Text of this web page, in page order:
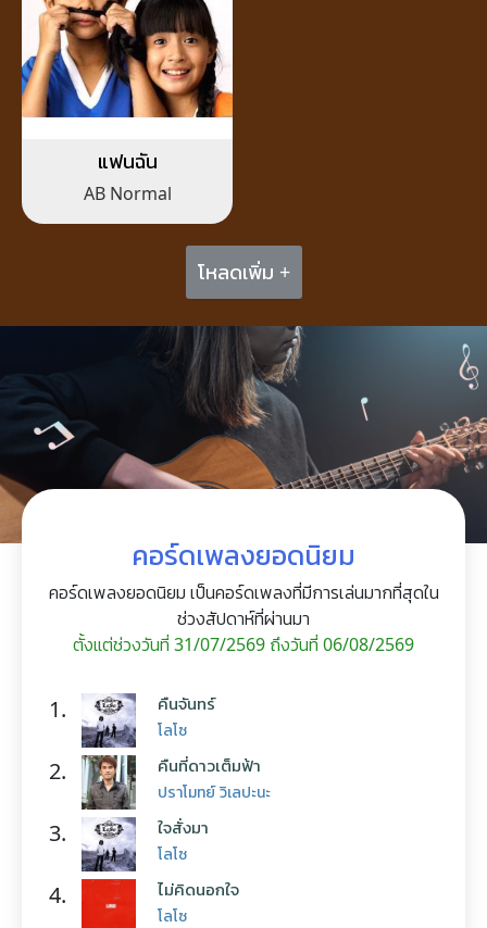
แฟนฉัน
AB Normal
โหลดเพิ่ม +
คอร์ดเพลงยอดนิยม
คอร์ดเพลงยอดนิยม เป็นคอร์ดเพลงที่มีการเล่นมากที่สุดใน
ช่วงสัปดาห์ที่ผ่านมา
ตั้งแต่ช่วงวันที่ 31/07/2569 ถึงวันที่ 06/08/2569
1. คืนจันทร์
โลโซ
2. คืนที่ดาวเต็มฟ้า
ปราโมทย์ วิเลปะนะ
3. ใจสั่งมา
โลโซ
4. ไม่คิดนอกใจ
โลโซ